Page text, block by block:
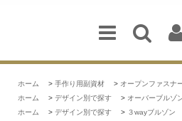
ホーム > 手作り用副資材 > オープンファスナ
ホーム
> デザイン別で探す > オーバーブルゾ
ホーム
> デザイン別で探す > ３wayブルゾン